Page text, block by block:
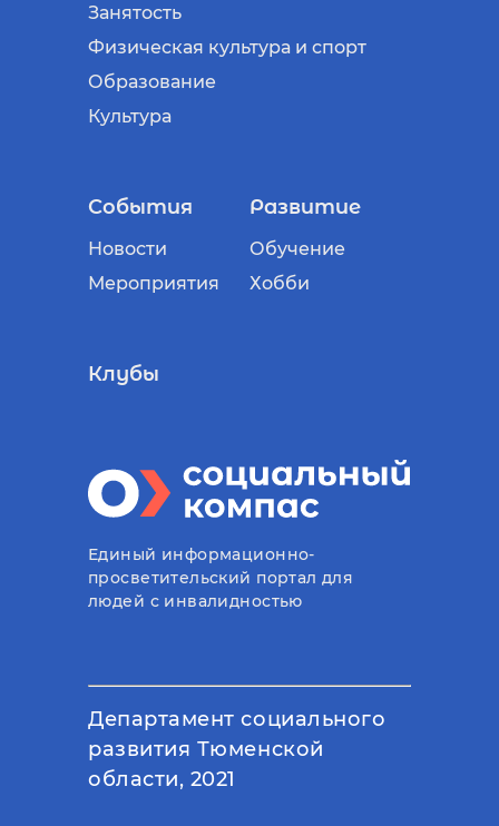
Занятость
Физическая культура и спорт
Образование
Культура
События
Новости
Мероприятия
Развитие
Обучение
Хобби
Клубы
Единый информационно-
просветительский портал для
людей с инвалидностью
Департамент социального
развития Тюменской
области, 2021